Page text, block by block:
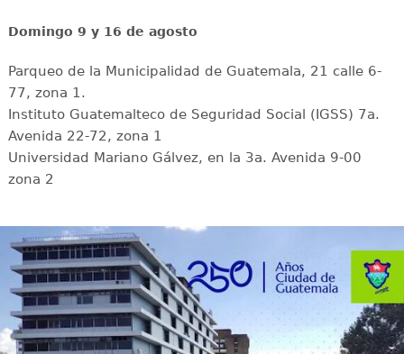
Domingo 9 y 16 de agosto
Parqueo de la Municipalidad de Guatemala, 21 calle 6-
77, zona 1.
Instituto Guatemalteco de Seguridad Social (IGSS) 7a.
Avenida 22-72, zona 1
Universidad Mariano Gálvez, en la 3a. Avenida 9-00
zona 2